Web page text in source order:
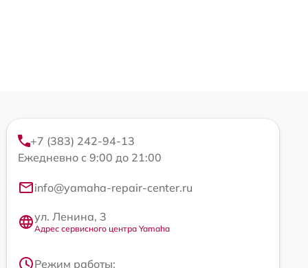
+7 (383) 242-94-13
Ежедневно с 9:00 до 21:00
info@yamaha-repair-center.ru
ул. Ленина, 3
Адрес сервисного центра Yamaha
Режим работы: